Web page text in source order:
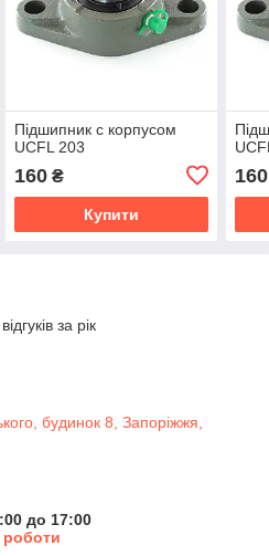
Підшипник c корпусом
UCFL 203
160₴
Купити
160
за рік
будинок 8, Запоріжжя,
до 17:00
роботи